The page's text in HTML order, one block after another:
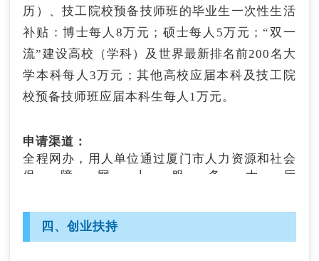
（十七）“企业一线就业行动”一次性到岗交通补
助
通过参加“企业一线就业行动”新入职并连续缴纳
三个月以上城镇职工养老保险的高校毕业生，按
照毕业院校所在地发放一次性到岗交通补贴，补
外500元/人。每名毕业生只能享受一次到岗交通
补贴。
由提供“企业一线就业行动”岗位的企业统一向所
属辖区的县（市、区）人社局申请。
上述人才住房政策按照“就高从优不重复”原则，
同一时期不重复享受、购房优惠政策不叠加享
受。
就业见习期限为3-12个月。
申请渠道：
全程网办，用人单位通过厦门市人力资源和社会
保障网上服务大厅
（https://app.hrss.xm.gov.cn/xmggfw）申请。
历）、技工院校预备技师班的毕业生一次性生活
补贴：博士每人8万元；硕士每人5万元；“双一
流”建设高校（学科）及世界最新排名前200名大
学本科每人3万元；其他高校应届本科及技工院
校预备技师班应届本科生每人1万元。
申请渠道：
全程网办，用人单位通过厦门市人力资源和社会
保障网上服务大厅
咨询电话：12345
（二）社会保险补贴
四、创业扶持